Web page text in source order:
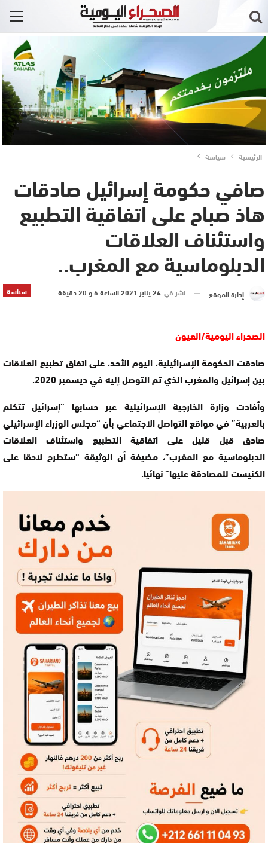
الرئيسية سياسة
صافي حكومة إسرائيل صادقات
هاذ صباح على اتفاقية التطبيع
واستئناف العلاقات
الدبلوماسية مع المغرب..
سياسة إدارة الموقع نشر في 24 يناير 2021 الساعة 6 و 20 دقيقة
الصحراء اليومية/العيون
صادقت الحكومة الإسرائيلية، اليوم الأحد، على اتفاق تطبيع العلاقات
بين إسرائيل والمغرب الذي تم التوصل إليه في ديسمبر 2020.
وأفادت وزارة الخارجية الإسرائيلية عبر حسابها “إسرائيل تتكلم
بالعربية” في مواقع التواصل الاجتماعي بأن “مجلس الوزراء الإسرائيلي
صادق قبل قليل على اتفاقية التطبيع واستئناف العلاقات
الدبلوماسية مع المغرب”، مضيفة أن الوثيقة “ستطرح لاحقا على
الكنيست للمصادقة عليها” نهائيا.